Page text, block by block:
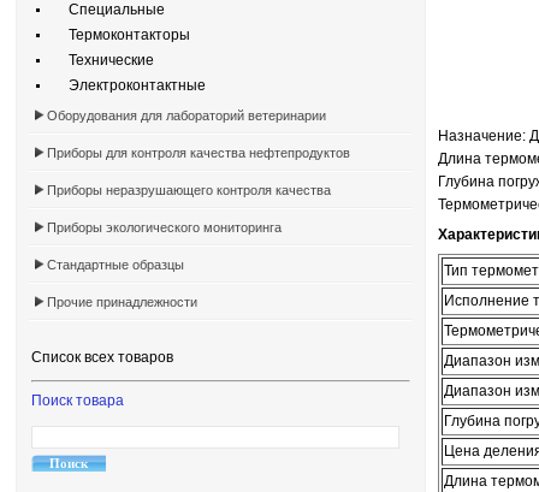
Специальные
Термоконтакторы
Технические
Электроконтактные
Оборудования для лабораторий ветеринарии
Приборы для контроля качества нефтепродуктов
Приборы неразрушающего контроля качества
Приборы экологического мониторинга
Стандартные образцы
Прочие принадлежности
Список всех товаров
Поиск товара
Назначение:
Длина
Глубина
Тип
Исполнение
Диапазон
Диапазон
Глубина
Цена
Длина